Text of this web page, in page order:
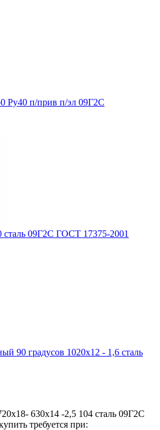
Ру40 п/прив п/эл 09Г2С
сталь 09Г2С ГОСТ 17375-2001
90 градусов 1020х12 - 1,6 сталь
630х14 -2,5 104 сталь 09Г2С
требуется при: